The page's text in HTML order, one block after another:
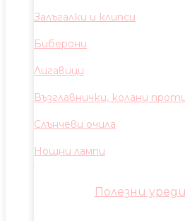
Залъгалки и клипси
Биберони
Лигавици
Възглавнички, колани
Слънчеви очила
Нощни лампи
Полезни